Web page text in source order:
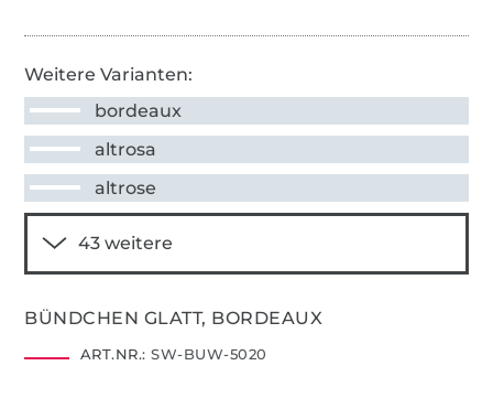
Weitere Varianten:
bordeaux
altrosa
altrose
BÜNDCHEN GLATT, BORDEAUX
ART.NR.: SW-BUW-5020